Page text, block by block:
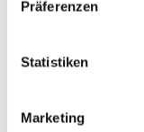
Präferenzen
Statistiken
Marketing